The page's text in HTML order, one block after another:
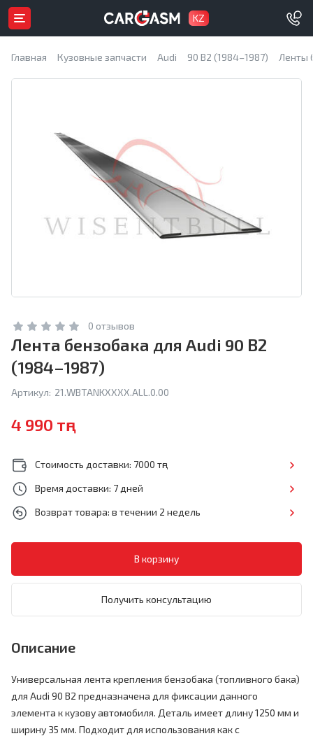
KZ
Главная Кузовные запчасти Audi 90 B2 (1984–1987) Ленты
0 отзывов
Лента бензобака для Audi 90 B2
(1984–1987)
Артикул: 21.WBTANKXXXX.ALL.0.00
4 990 тңг
Стоимость доставки: 7000 тңг
Время доставки: 7 дней
Возврат товара: в течении 2 недель
Получить консультацию
Описание
Универсальная лента крепления бензобака (топливного бака)
для Audi 90 B2 предназначена для фиксации данного
элемента к кузову автомобиля. Деталь имеет длину 1250 мм и
ширину 35 мм. Подходит для использования как с